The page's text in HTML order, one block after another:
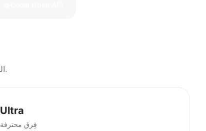
ثبّت أدوات Codia Open API داخل Codex وClaude وCursor ووكلاء AI المحليين.
Ultra
فِرق محترفة